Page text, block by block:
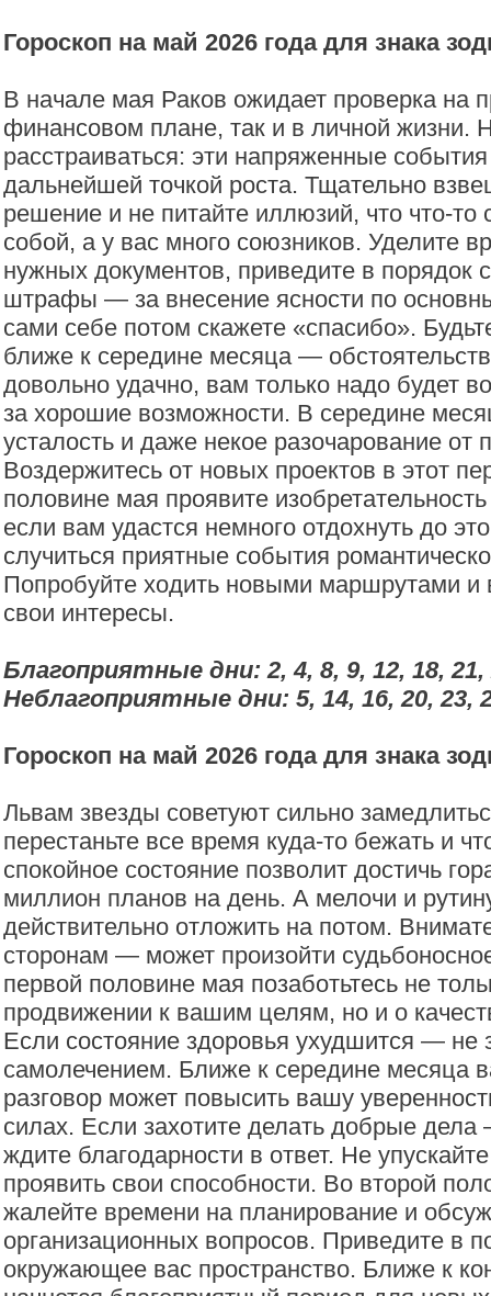
Гороскоп на май 2026 года для знака
В начале мая Раков ожидает проверка на
финансовом плане, так и в личной жизни.
расстраиваться: эти напряженные
дальнейшей точкой роста. Тщательно
решение и не питайте иллюзий, что что-то
собой, а у вас много союзников. Уделите
нужных документов, приведите в порядок
штрафы — за внесение ясности по
сами себе потом скажете «спасибо».
ближе к середине месяца —
довольно удачно, вам только надо будет
за хорошие возможности. В середине
усталость и даже некое разочарование от
Воздержитесь от новых проектов в этот
половине мая проявите
если вам удастся немного отдохнуть до
случиться приятные события
Попробуйте ходить новыми маршрутами и
свои интересы.
Благоприятные дни: 2, 4, 8, 9, 12, 18, 21,
Неблагоприятные дни: 5, 14, 16, 20, 23,
Гороскоп на май 2026 года для знака
Львам звезды советуют сильно
перестаньте все время куда-то бежать и
спокойное состояние позволит достичь
миллион планов на день. А мелочи и
действительно отложить на потом.
сторонам — может произойти
первой половине мая позаботьтесь не
продвижении к вашим целям, но и о
Если состояние здоровья ухудшится — не
самолечением. Ближе к середине месяца
разговор может повысить вашу
силах. Если захотите делать добрые
ждите благодарности в ответ. Не
проявить свои способности. Во второй
жалейте времени на планирование и
организационных вопросов. Приведите в
окружающее вас пространство. Ближе к